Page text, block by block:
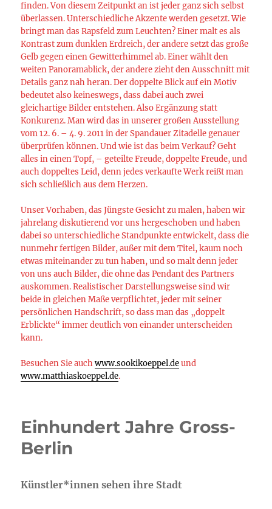
finden. Von diesem Zeitpunkt an ist jeder ganz sich selbst
überlassen. Unterschiedliche Akzente werden gesetzt. Wie
bringt man das Rapsfeld zum Leuchten? Einer malt es als
Kontrast zum dunklen Erdreich, der andere setzt das große
Gelb gegen einen Gewitterhimmel ab. Einer wählt den
weiten Panoramablick, der andere zieht den Ausschnitt mit
Details ganz nah heran. Der doppelte Blick auf ein Motiv
bedeutet also keineswegs, dass dabei auch zwei
gleichartige Bilder entstehen. Also Ergänzung statt
Konkurenz. Man wird das in unserer großen Ausstellung
vom 12. 6. – 4. 9. 2011 in der Spandauer Zitadelle genauer
überprüfen können. Und wie ist das beim Verkauf? Geht
alles in einen Topf, – geteilte Freude, doppelte Freude, und
auch doppeltes Leid, denn jedes verkaufte Werk reißt man
sich schließlich aus dem Herzen.
Unser Vorhaben, das Jüngste Gesicht zu malen, haben wir
jahrelang diskutierend vor uns hergeschoben und haben
dabei so unterschiedliche Standpunkte entwickelt, dass die
nunmehr fertigen Bilder, außer mit dem Titel, kaum noch
etwas miteinander zu tun haben, und so malt denn jeder
von uns auch Bilder, die ohne das Pendant des Partners
auskommen. Realistischer Darstellungsweise sind wir
beide in gleichen Maße verpflichtet, jeder mit seiner
persönlichen Handschrift, so dass man das „doppelt
Erblickte“ immer deutlich von einander unterscheiden
kann.
Besuchen Sie auchwww.sookikoeppel.deund
www.matthiaskoeppel.de.
Einhundert Jahre Gross-
Berlin
Künstler*innen sehen ihre Stadt